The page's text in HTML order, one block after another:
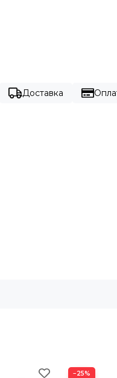
Доставка
−25%